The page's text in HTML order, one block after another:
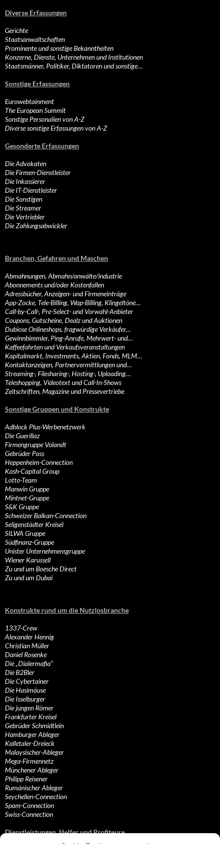
Diverse Erfassungen
Gerichte
Staatsanwaltschaften
Prominente und sonstige Bekanntheiten
Konzerne, Dienste, Unternehmen und Institutionen
Staatsmänner, Politiker, Diktatoren und sonstige…
Sonstige Erfassungen
Eurowebtainment
The European Summit
Sonstige Personalien von A-Z
Diverse sonstige Erfassungen von A-Z
Gesonderte Erfassungen
Die Advokaten
Die Firmen-Dienstleister
Die Inkassierer
Die IT-Dienstleister
Die Sonstigen
Die Streamer
Die Vertriebler
Die Zahlungsabwickler
Branchen, Gefahren und Maschen
Abmahnungen, Abmahn/anwälte/industrie
Abonnements und/oder Kostenfallen
Adressbücher, Anzeigen- und Firmeneinträge
App-Zocke, Tele-Billing, Wap-Billing, Klingeltöne…
Call-by-Call-, Pre-Select- und Vorwahl-Anbieter
Coupons, Gutscheine, Dealz und Auktionen
Dubiose Onlineshops, fragwürdige Verkäufer…
Gewinnbimmler, Ping-Anrufe, Mehrwert- und…
Kaffeefahrten und Verkaufsveranstaltungen
Kapitalmarkt, Investments, Aktien, Fonds, MLM…
Kontaktanzeigen, Partnervermittlungen und…
Streaming-, Filesharing-, Hosting-, Uploading…
Teleshopping, Videotext und Call-In-Shows
Zeitschriften, Magazine und Pressevertriebe
Sonstige Gruppen und Konstrukte
Adblock Plus-Werbenetzwerk
Die Guerillaz
Firmengruppe Volandt
Gebrüder Pass
Heppenheim-Connection
Kash-Capital Group
Lotto-Team
Manwin Gruppe
Mintnet-Gruppe
S&K Gruppe
Schweizer Balkan-Connection
Seligenstädter Kreisel
SILWA Gruppe
Südfinanz-Gruppe
Unister Unternehmensgruppe
Wiener Karussell
Zu und um Boesche Direct
Zu und um Dubai
Konstrukte rund um die Nutzlosbranche
1337-Crew
Alexander Hennig
Christian Müller
Daniel Rosenke
Die „Dialermafia“
Die B2Bler
Die Cybertainer
Die Hasimäuse
Die Isselburger
Die jungen Römer
Frankfurter Kreisel
Gebrüder Schmidtlein
Hamburger Ableger
Kalletaler-Dreieck
Malaysischer-Ableger
Mega-Firmennetz
Münchener Ableger
Philipp Reisener
Rumänischer Ableger
Seychellen-Connection
Spam-Connection
Swiss-Connection
Dienstleistungen, Helfer und Profiteure